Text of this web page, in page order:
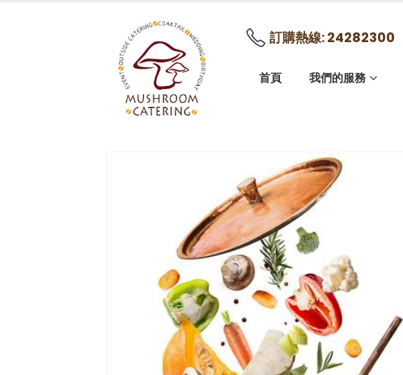
訂購熱線: 24282300
首頁 我們的服務